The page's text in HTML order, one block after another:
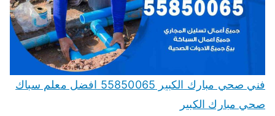
فني صحي مبارك الكبير 55850065 افضل معلم سباك
صحي مبارك الكبير